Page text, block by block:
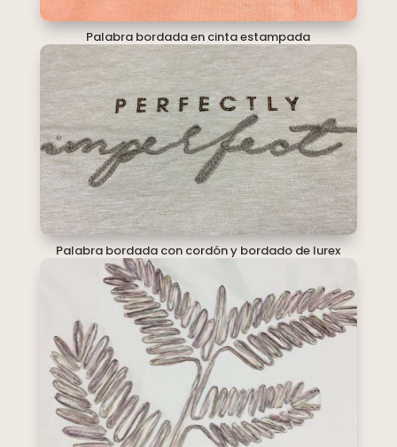
Palabra bordada en cinta estampada
Palabra bordada con cordón y bordado de lurex